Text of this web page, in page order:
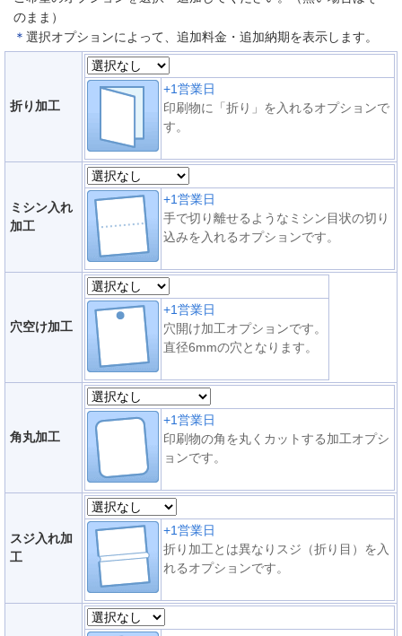
のまま）
＊ 選択オプションによって、追加料金・追加納期を表示します。
折り加工
+1営業日
印刷物に「折り」を入れるオプションで
す。
ミシン入れ
加工
+1営業日
手で切り離せるようなミシン目状の切り
込みを入れるオプションです。
穴空け加工
+1営業日
穴開け加工オプションです。
直径6mmの穴となります。
角丸加工
+1営業日
印刷物の角を丸くカットする加工オプシ
ョンです。
スジ入れ加
工
+1営業日
折り加工とは異なりスジ（折り目）を入
れるオプションです。